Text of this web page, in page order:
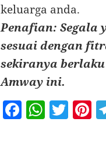
keluarga anda.
Penafian: Segala
sesuai dengan
sekiranya
Amway ini.
F W T